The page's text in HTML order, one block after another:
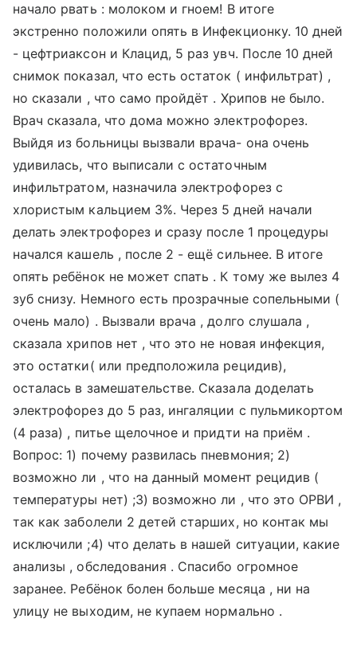
начало рвать : молоком и гноем! В итоге
экстренно положили опять в Инфекционку. 10 дней
- цефтриаксон и Клацид, 5 раз увч. После 10 дней
снимок показал, что есть остаток ( инфильтрат) ,
но сказали , что само пройдёт . Хрипов не было.
Врач сказала, что дома можно электрофорез.
Выйдя из больницы вызвали врача- она очень
удивилась, что выписали с остаточным
инфильтратом, назначила электрофорез с
хлористым кальцием 3%. Через 5 дней начали
делать электрофорез и сразу после 1 процедуры
начался кашель , после 2 - ещё сильнее. В итоге
опять ребёнок не может спать . К тому же вылез 4
зуб снизу. Немного есть прозрачные сопельными (
очень мало) . Вызвали врача , долго слушала ,
сказала хрипов нет , что это не новая инфекция,
это остатки( или предположила рецидив),
осталась в замешательстве. Сказала доделать
электрофорез до 5 раз, ингаляции с пульмикортом
(4 раза) , питье щелочное и придти на приём .
Вопрос: 1) почему развилась пневмония; 2)
возможно ли , что на данный момент рецидив (
температуры нет) ;3) возможно ли , что это ОРВИ ,
так как заболели 2 детей старших, но контак мы
исключили ;4) что делать в нашей ситуации, какие
анализы , обследования . Спасибо огромное
заранее. Ребёнок болен больше месяца , ни на
улицу не выходим, не купаем нормально .